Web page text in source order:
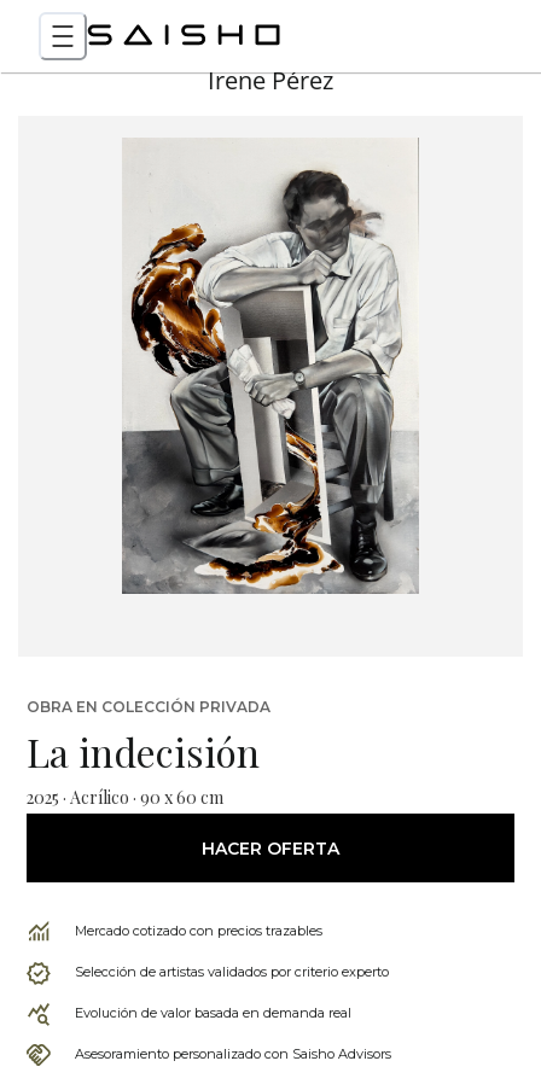
Irene Pérez
OBRA EN COLECCIÓN PRIVADA
La indecisión
2025 · Acrílico · 90 x 60 cm
HACER OFERTA
Mercado cotizado con precios trazables
Selección de artistas validados por criterio experto
Evolución de valor basada en demanda real
Asesoramiento personalizado con Saisho Advisors